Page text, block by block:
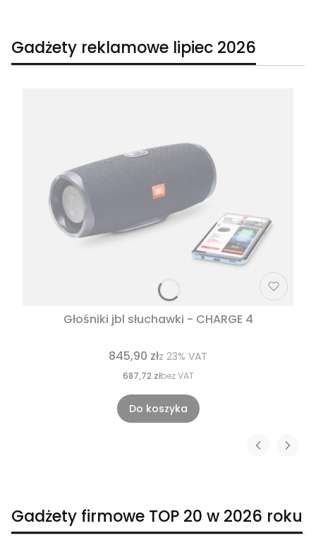
Gadżety reklamowe lipiec 2026
Głośniki jbl słuchawki - CHARGE 4
845,90 złz 23% VAT
687,72 złbez VAT
Do koszyka
Gadżety firmowe TOP 20 w 2026 roku